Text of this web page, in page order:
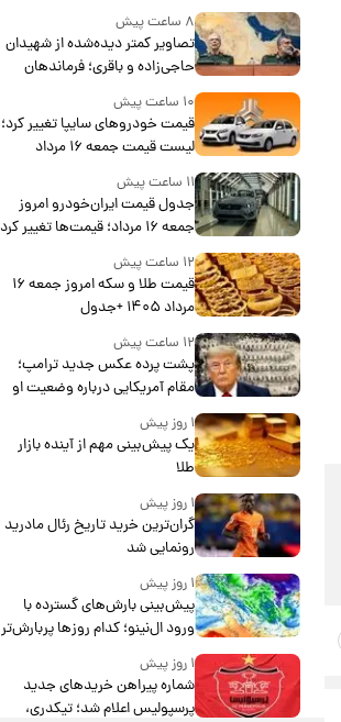
۸ ساعت پیش
تصاویر کمتر دیده‌شده از شهیدان
حاجی‌زاده و باقری؛ فرماندهان
شهید هوافضای ایران
۱۰ ساعت پیش
قیمت خودروهای سایپا تغییر کرد؛
لیست قیمت جمعه ۱۶ مرداد
منتشر شد
۱۱ ساعت پیش
جدول قیمت ایران‌خودرو امروز
جمعه ۱۶ مرداد؛ قیمت‌ها تغییر کرد
۱۲ ساعت پیش
قیمت طلا و سکه امروز جمعه ۱۶
مرداد ۱۴۰۵ +جدول
۱۲ ساعت پیش
پشت پرده عکس جدید ترامپ؛
مقام آمریکایی درباره وضعیت او
چه گفت؟
۱ روز پیش
یک پیش‌بینی مهم از آینده بازار
طلا
۱ روز پیش
گران‌ترین خرید تاریخ رئال مادرید
رونمایی شد
۱ روز پیش
پیش‌بینی بارش‌های گسترده با
ورود ال‌نینو؛ کدام روزها پربارش‌تر
خواهند بود؟
۱ روز پیش
شماره پیراهن خریدهای جدید
پرسپولیس اعلام شد؛ تیکدری،